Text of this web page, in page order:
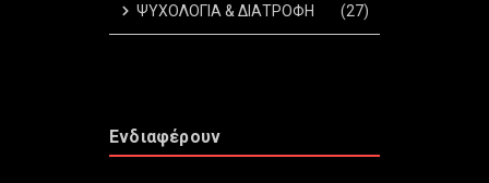
ΨΥΧΟΛΟΓΙΑ & ΔΙΑΤΡΟΦΗ (27)
Ενδιαφέρουν